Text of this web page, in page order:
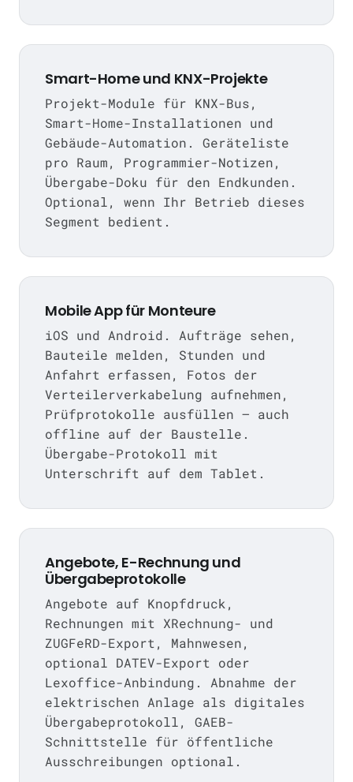
Smart-Home und KNX-Projekte
Projekt-Module für KNX-Bus,
Smart-Home-Installationen und
Gebäude-Automation. Geräteliste
pro Raum, Programmier-Notizen,
Übergabe-Doku für den Endkunden.
Optional, wenn Ihr Betrieb dieses
Segment bedient.
Mobile App für Monteure
iOS und Android. Aufträge sehen,
Bauteile melden, Stunden und
Anfahrt erfassen, Fotos der
Verteilerverkabelung aufnehmen,
Prüfprotokolle ausfüllen — auch
offline auf der Baustelle.
Übergabe-Protokoll mit
Unterschrift auf dem Tablet.
Angebote, E-Rechnung und
Übergabeprotokolle
Angebote auf Knopfdruck,
Rechnungen mit XRechnung- und
ZUGFeRD-Export, Mahnwesen,
optional DATEV-Export oder
Lexoffice-Anbindung. Abnahme der
elektrischen Anlage als digitales
Übergabeprotokoll, GAEB-
Schnittstelle für öffentliche
Ausschreibungen optional.